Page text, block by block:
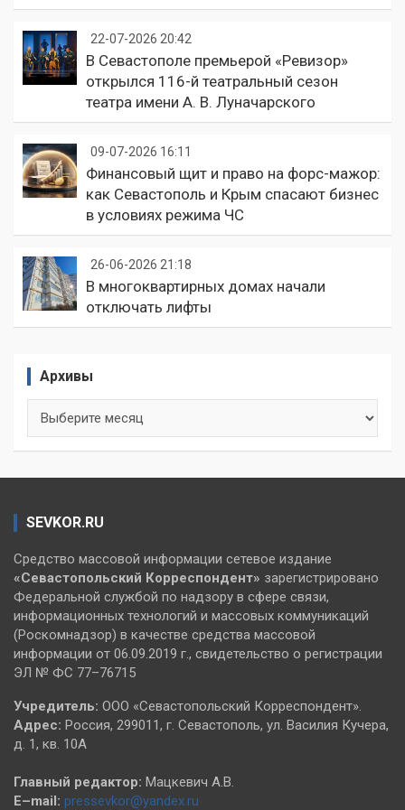
22-07-2026 20:42
В Севастополе премьерой «Ревизор»
открылся 116-й театральный сезон
театра имени А. В. Луначарского
09-07-2026 16:11
Финансовый щит и право на форс-мажор:
как Севастополь и Крым спасают бизнес
в условиях режима ЧС
26-06-2026 21:18
В многоквартирных домах начали
отключать лифты
Архивы
SEVKOR.RU
Средство массовой информации сетевое издание
«Севастопольский Корреспондент» зарегистрировано
Федеральной службой по надзору в сфере связи,
информационных технологий и массовых коммуникаций
(Роскомнадзор) в качестве средства массовой
информации от 06.09.2019 г., свидетельство о регистрации
ЭЛ № ФС 77–76715
Учредитель: ООО «Севастопольский Корреспондент».
Адрес: Россия, 299011, г. Севастополь, ул. Василия Кучера,
д. 1, кв. 10А
Главный редактор: Мацкевич А.В.
E–mail: pressevkor@yandex.ru